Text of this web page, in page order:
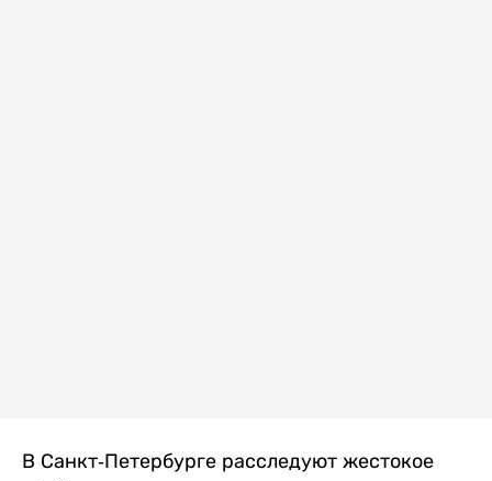
В Санкт-Петербурге расследуют жестокое